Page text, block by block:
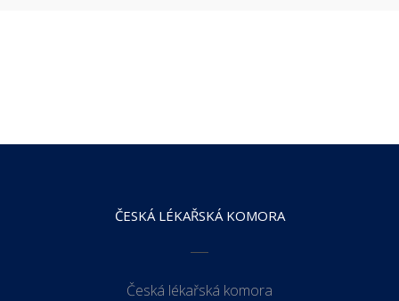
ČESKÁ LÉKAŘSKÁ KOMORA
Česká lékařská komora